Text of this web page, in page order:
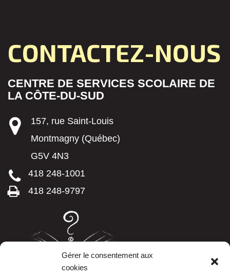
Gérer le consentement aux
cookies
CONTACTEZ-NOUS
CENTRE DE SERVICES SCOLAIRE DE
LA CÔTE-DU-SUD
157, rue Saint-Louis
Montmagny (Québec)
G5V 4N3
418 248-1001
418 248-9797